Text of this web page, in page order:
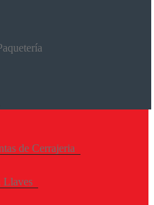
de Cerrajeria
Llaves